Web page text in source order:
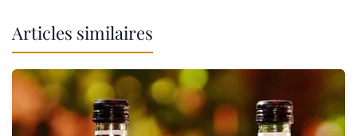
Articles similaires